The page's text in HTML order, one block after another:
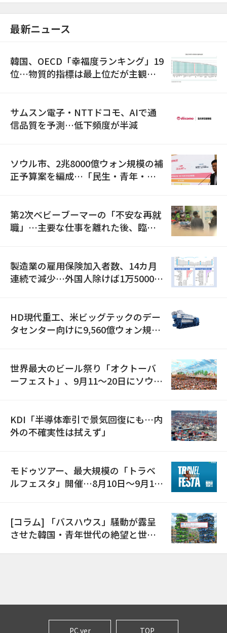
最新ニュース
韓国、OECD「幸福度ランキング」19
位…物質的指標は最上位だが主観的
サムスン電子・NTTドコモ、AIで通
信品質を予測…低下頻度が半減
ソウル市、2兆8000億ウォン規模の補
正予算案を編成…「民生・青年・安
第2次ベビーブーマーの「不安な再就
職」…主要な仕事を離れた後、臨時
製造業の雇用保険加入者数、14カ月
連続で減少…外国人除けば1万5000人
HD現代重工、米ビッグテックのデー
タセンター向けに9,560億ウォン規模
世界最大のビール祭り「オクトーバ
ーフェスト」、9月11〜20日にソウル
KDI「半導体牽引で景気回復にも…内
外の不確実性は拭えず」
モドゥツアー、最大規模の「トラベ
ルフェスタ」開催…8月10日～9月11
[コラム] 「バスハウス」騒動が露呈
させた韓国・青年世代の絶望と世代
PC ver TOP